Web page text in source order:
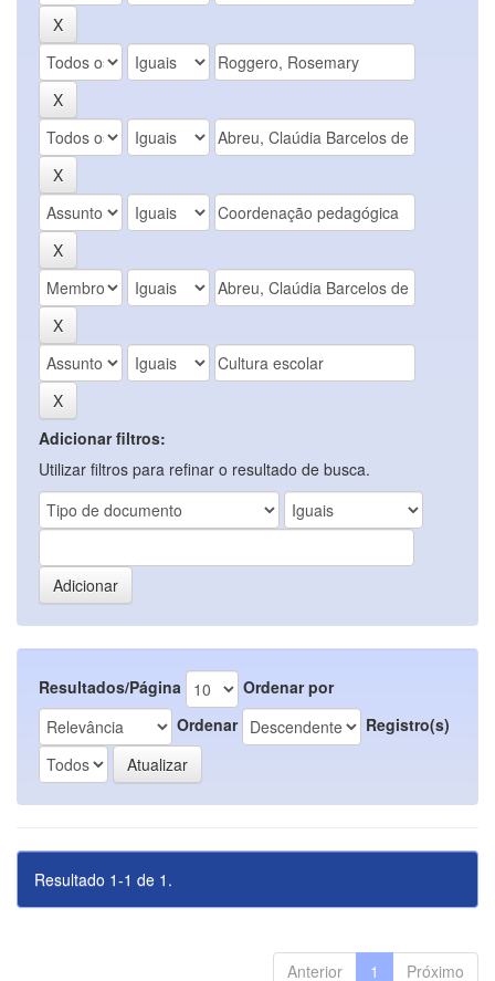
Adicionar filtros:
Utilizar filtros para refinar o resultado de busca.
Resultados/Página
Ordenar por
Ordenar
Registro(s)
Resultado 1-1 de 1.
Anterior 1 Próximo